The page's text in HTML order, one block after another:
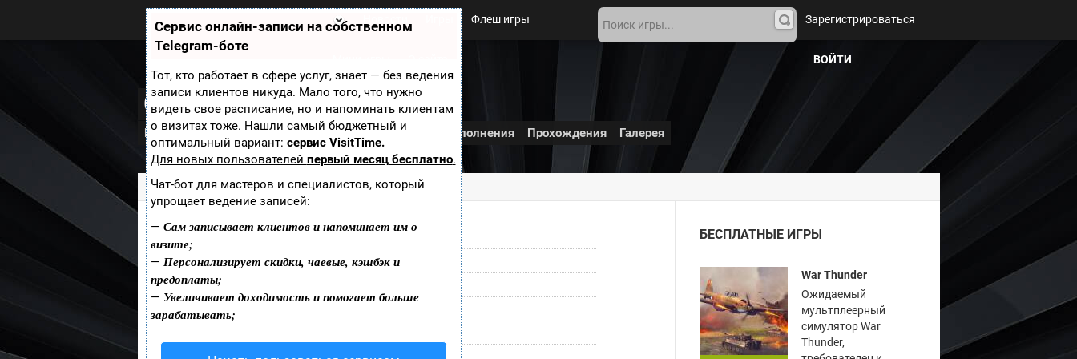
Сервис онлайн-записи на собственном
Telegram-боте
Тот, кто работает в сфере услуг, знает — без ведения
записи клиентов никуда. Мало того, что нужно
видеть свое расписание, но и напоминать клиентам
о визитах тоже. Нашли самый бюджетный и
оптимальный вариант: сервис VisitTime.
Для новых пользователей первый месяц бесплатно.
Чат-бот для мастеров и специалистов, который
упрощает ведение записей:
— Сам записывает клиентов и напоминает им о
визите;
— Персонализирует скидки, чаевые, кэшбэк и
предоплаты;
— Увеличивает доходимость и помогает больше
зарабатывать;
Zobra.ru - Игровое сообщество -
все о играх
П
ф
м
ы
Флеш игры
На
йти
Зарегистрироваться
ВОЙТИ
Geared
Рецензии Новости Скриншоты Видео Обои Дополнения Прохождения Галерея
Zobra.ru»Игры» Geared
Платформа: Android
Сайт игры: Посетить сайт
БЕСПЛАТНЫЕ ИГРЫ
War Thunder
Ожидаемый
мультплеерный
симулятор War
Thunder,